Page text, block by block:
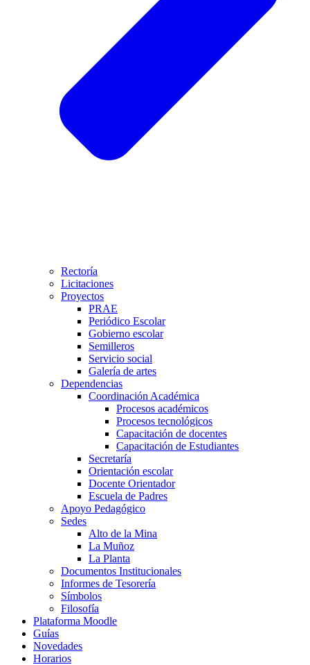
Rectoría
Licitaciones
Proyectos
PRAE
Periódico Escolar
Gobierno escolar
Semilleros
Servicio social
Galería de artes
Dependencias
Coordinación Académica
Procesos académicos
Procesos tecnológicos
Capacitación de docentes
Capacitación de Estudiantes
Secretaría
Orientación escolar
Docente Orientador
Escuela de Padres
Apoyo Pedagógico
Sedes
Alto de la Mina
La Muñoz
La Planta
Documentos Institucionales
Informes de Tesorería
Símbolos
Filosofía
Plataforma Moodle
Guías
Novedades
Horarios